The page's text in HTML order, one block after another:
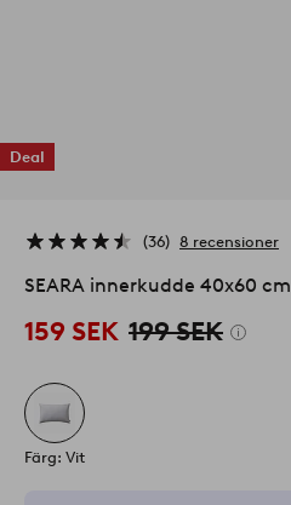
Deal
36 8 recensioner
SEARA innerkudde 40x60 cm
159 SEK 199 SEK
Färg: Vit